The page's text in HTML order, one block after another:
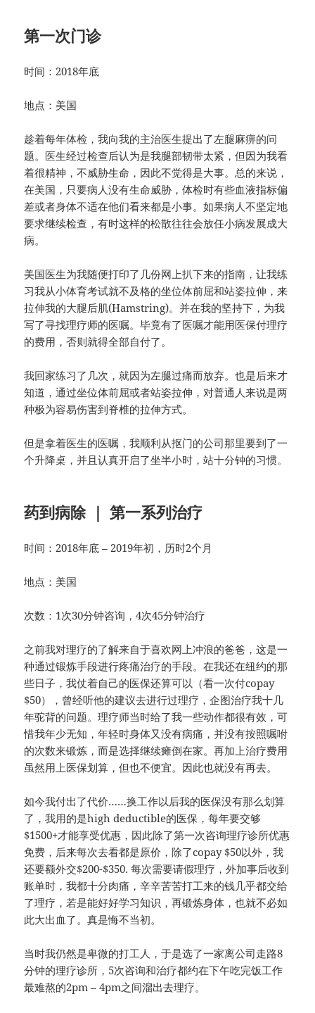
第一次门诊
时间：2018年底
地点：美国
趁着每年体检，我向我的主治医生提出了左腿麻痹的问
题。医生经过检查后认为是我腿部韧带太紧，但因为我看
着很精神，不威胁生命，因此不觉得是大事。总的来说，
在美国，只要病人没有生命威胁，体检时有些血液指标偏
差或者身体不适在他们看来都是小事。如果病人不坚定地
要求继续检查，有时这样的松散往往会放任小病发展成大
病。
美国医生为我随便打印了几份网上扒下来的指南，让我练
习我从小体育考试就不及格的坐位体前屈和站姿拉伸，来
拉伸我的大腿后肌(Hamstring)。并在我的坚持下，为我
写了寻找理疗师的医嘱。毕竟有了医嘱才能用医保付理疗
的费用，否则就得全部自付了。
我回家练习了几次，就因为左腿过痛而放弃。也是后来才
知道，通过坐位体前屈或者站姿拉伸，对普通人来说是两
种极为容易伤害到脊椎的拉伸方式。
但是拿着医生的医嘱，我顺利从抠门的公司那里要到了一
个升降桌，并且认真开启了坐半小时，站十分钟的习惯。
药到病除 ｜ 第一系列治疗
时间：2018年底 – 2019年初，历时2个月
地点：美国
次数：1次30分钟咨询，4次45分钟治疗
之前我对理疗的了解来自于喜欢网上冲浪的爸爸，这是一
种通过锻炼手段进行疼痛治疗的手段。在我还在纽约的那
些日子，我仗着自己的医保还算可以（看一次付copay
$50），曾经听他的建议去进行过理疗，企图治疗我十几
年驼背的问题。理疗师当时给了我一些动作都很有效，可
惜我年少无知，年轻时身体又没有病痛，并没有按照嘱咐
的次数来锻炼，而是选择继续瘫倒在家。再加上治疗费用
虽然用上医保划算，但也不便宜。因此也就没有再去。
如今我付出了代价……换工作以后我的医保没有那么划算
了，我用的是high deductible的医保，每年要交够
$1500+才能享受优惠，因此除了第一次咨询理疗诊所优惠
免费，后来每次去看都是原价，除了copay $50以外，我
还要额外交$200-$350. 每次需要请假理疗，外加事后收到
账单时，我都十分肉痛，辛辛苦苦打工来的钱几乎都交给
了理疗，若是能好好学习知识，再锻炼身体，也就不必如
此大出血了。真是悔不当初。
当时我仍然是卑微的打工人，于是选了一家离公司走路8
分钟的理疗诊所，5次咨询和治疗都约在下午吃完饭工作
最难熬的2pm – 4pm之间溜出去理疗。